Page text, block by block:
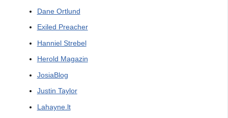
Dane Ortlund
Exiled Preacher
Hanniel Strebel
Herold Magazin
JosiaBlog
Justin Taylor
Lahayne.lt